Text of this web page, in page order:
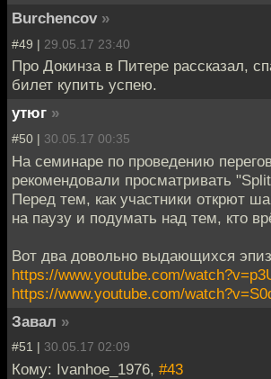
Burchencov »
#49 | 29.05.17 23:40
Про Докинза в Питере рассказал,
билет купить успею.
утюг »
#50 | 30.05.17 00:35
На семинаре по проведению
рекомендовали просматривать
Перед тем, как участники открют
на паузу и подумать над тем, кто
Вот два довольно выдающихся
https://www.youtube.com/
https://www.youtube.com/
Завал »
#51 | 30.05.17 02:09
Кому: Ivanhoe_1976, #43